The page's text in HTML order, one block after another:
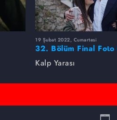
19 Şubat 2022, Cumartesi
32. Bölüm Final
Kalp Yarası